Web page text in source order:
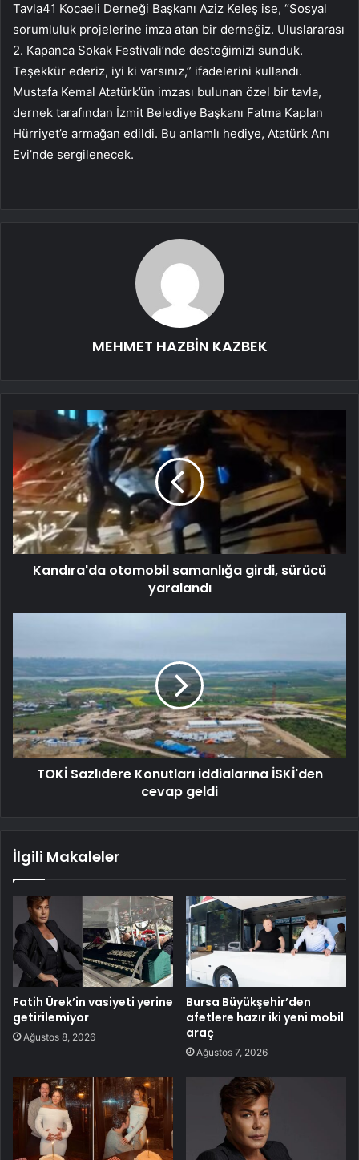
Tavla41 Kocaeli Derneği Başkanı Aziz Keleş ise, “Sosyal
sorumluluk projelerine imza atan bir derneğiz. Uluslararası
2. Kapanca Sokak Festivali’nde desteğimizi sunduk.
Teşekkür ederiz, iyi ki varsınız,” ifadelerini kullandı.
Mustafa Kemal Atatürk’ün imzası bulunan özel bir tavla,
dernek tarafından İzmit Belediye Başkanı Fatma Kaplan
Hürriyet’e armağan edildi. Bu anlamlı hediye, Atatürk Anı
Evi’nde sergilenecek.
MEHMET HAZBİN KAZBEK
Kandıra'da otomobil samanlığa girdi, sürücü
yaralandı
TOKİ Sazlıdere Konutları iddialarına İSKİ'den
cevap geldi
İlgili Makaleler
Fatih Ürek’in vasiyeti yerine
getirilemiyor
Ağustos 8, 2026
Bursa Büyükşehir’den
afetlere hazır iki yeni mobil
araç
Ağustos 7, 2026